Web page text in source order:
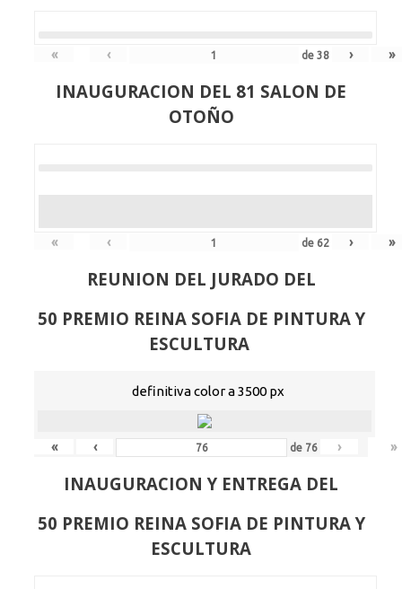
« ‹ de38 › »
INAUGURACION DEL 81 SALON DE
OTOÑO
« ‹ de 62 › »
REUNION DEL JURADO DEL
50 PREMIO REINA SOFIA DE PINTURA Y
ESCULTURA
definitiva color a 3500 px
« ‹ de 76 › »
INAUGURACION Y ENTREGA DEL
50 PREMIO REINA SOFIA DE PINTURA Y
ESCULTURA